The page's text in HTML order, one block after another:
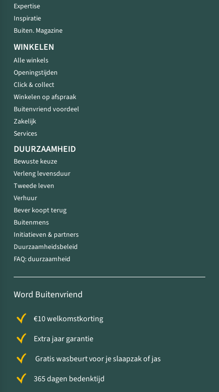
Expertise
Inspiratie
Buiten. Magazine
WINKELEN
Alle winkels
Openingstijden
Click & collect
Winkelen op afspraak
Buitenvriend voordeel
Zakelijk
Services
DUURZAAMHEID
Bewuste keuze
Verleng levensduur
Tweede leven
Verhuur
Bever koopt terug
Buitenmens
Initiatieven & partners
Duurzaamheidsbeleid
FAQ: duurzaamheid
Word Buitenvriend
€10 welkomstkorting
Extra jaar garantie
Gratis wasbeurt voor je slaapzak of jas
365 dagen bedenktijd